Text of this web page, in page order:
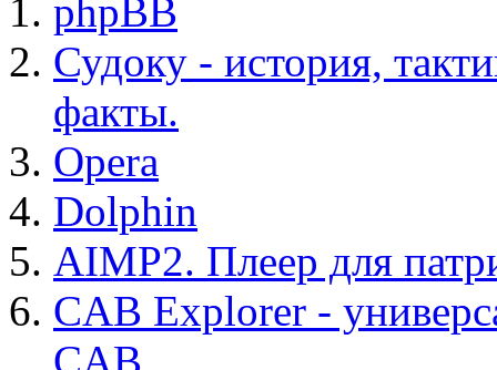
phpBB
Судоку - история,
факты.
Opera
Dolphin
AIMP2. Плеер для
CAB Explorer -